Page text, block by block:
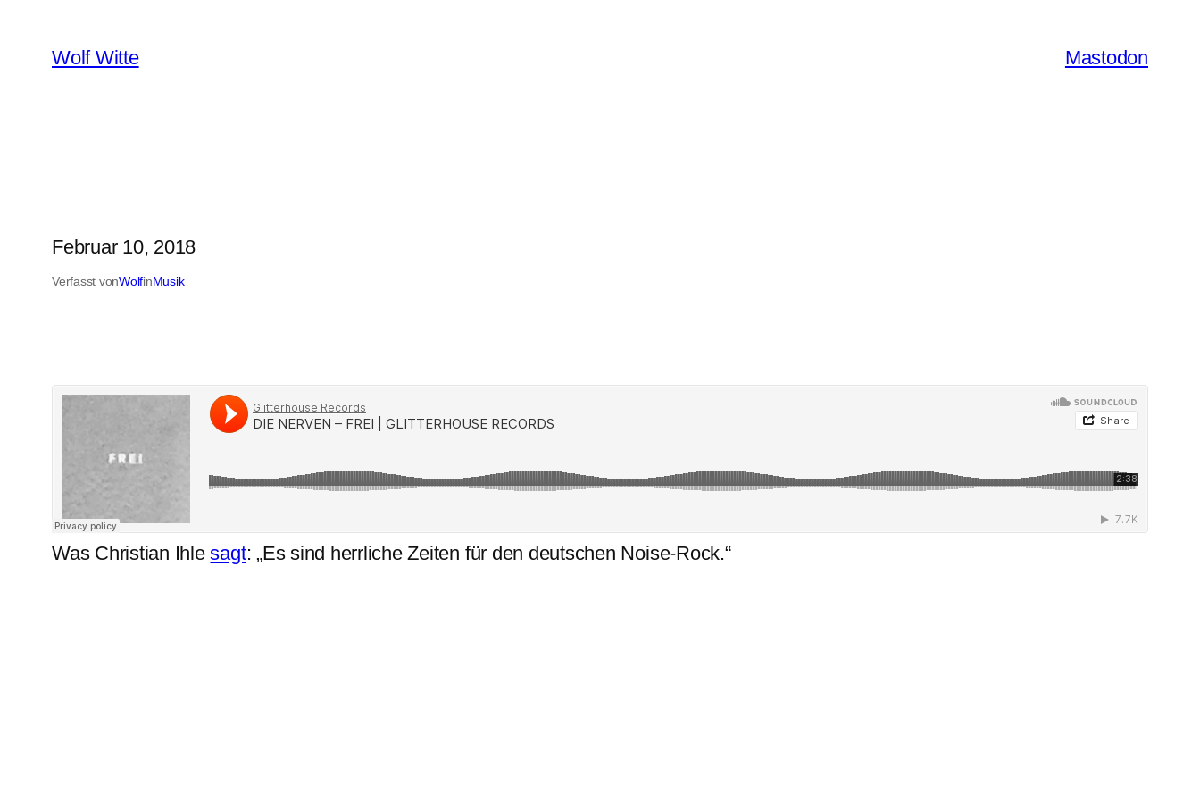
Inhalt
springen
Wolf Witte Mastodon
Februar 10, 2018
Verfasst vonWolfinMusik
Was Christian Ihlesagt: „Es sind herrliche Zeiten für den deutschen Noise-Rock.“